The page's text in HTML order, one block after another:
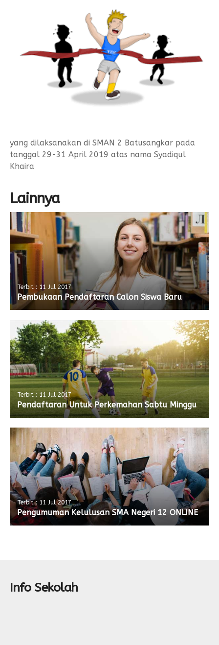
SOP Usulan Pensiun
SOP Pengelola Keuangan
Download
Kalender Akademik
yang dilaksanakan di SMAN 2 Batusangkar pada
tanggal 29-31 April 2019 atas nama Syadiqul
Khaira
Lainnya
Terbit : 11 Jul 2017
Pembukaan Pendaftaran Calon Siswa Baru
Terbit : 11 Jul 2017
Pendaftaran Untuk Perkemahan Sabtu Minggu
Terbit : 11 Jul 2017
Pengumuman Kelulusan SMA Negeri 12 ONLINE
Info Sekolah